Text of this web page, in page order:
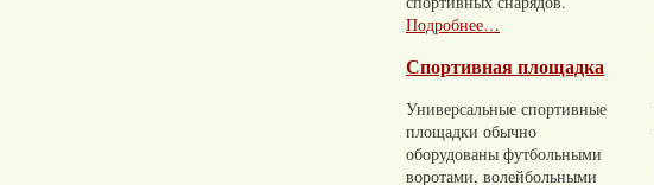
Подробнее…
Спортивная площадка
Универсальные спортивные
площадки обычно
оборудованы футбольными
воротами, волейбольными